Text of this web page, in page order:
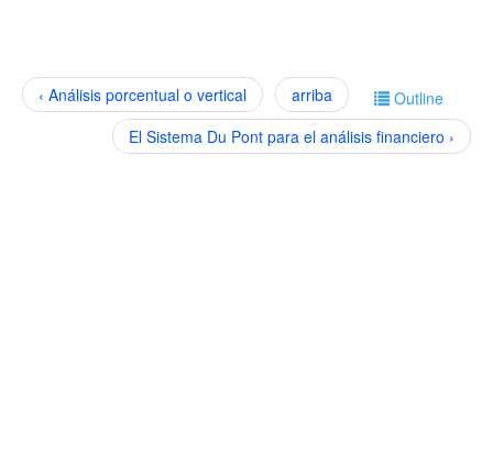
Outline
‹ Análisis porcentual o vertical
arriba
El Sistema Du Pont para el análisis financiero ›